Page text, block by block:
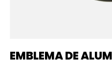
EMBLEMA DE